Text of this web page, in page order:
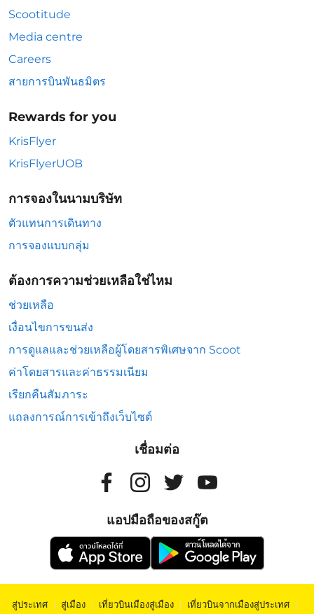
Scootitude
Media centre
Careers
สายการบินพันธมิตร
Rewards for you
KrisFlyer
KrisFlyerUOB
การจองในนามบริษัท
ตัวแทนการเดินทาง
การจองแบบกลุ่ม
ต้องการความช่วยเหลือใช่ไหม
ช่วยเหลือ
เงื่อนไขการขนส่ง
การดูแลและช่วยเหลือผู้โดยสารพิเศษจาก Scoot
ค่าโดยสารและค่าธรรมเนียม
เรียกคืนสัมภาระ
แถลงการณ์การเข้าถึงเว็บไซต์
เชื่อมต่อ
แอปมือถือของสกู๊ต
สู่ประเทศ | สู่เมือง | เที่ยวบินเมืองสู่เมือง | เที่ยวบินจากเมืองสู่ประเทศ |